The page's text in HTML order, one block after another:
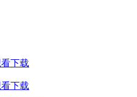
下载
下载